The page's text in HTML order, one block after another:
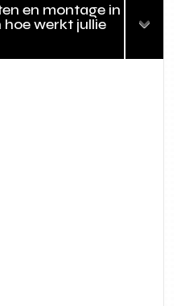
en montage in
hoe werkt jullie